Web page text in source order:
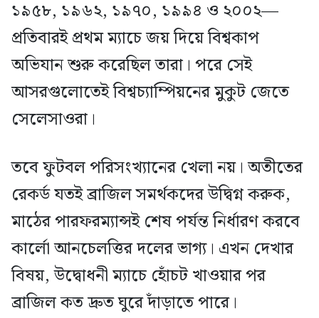
১৯৫৮, ১৯৬২, ১৯৭০, ১৯৯৪ ও ২০০২—
প্রতিবারই প্রথম ম্যাচে জয় দিয়ে বিশ্বকাপ
অভিযান শুরু করেছিল তারা। পরে সেই
আসরগুলোতেই বিশ্বচ্যাম্পিয়নের মুকুট জেতে
সেলেসাওরা।
তবে ফুটবল পরিসংখ্যানের খেলা নয়। অতীতের
রেকর্ড যতই ব্রাজিল সমর্থকদের উদ্বিগ্ন করুক,
মাঠের পারফরম্যান্সই শেষ পর্যন্ত নির্ধারণ করবে
কার্লো আনচেলত্তির দলের ভাগ্য। এখন দেখার
বিষয়, উদ্বোধনী ম্যাচে হোঁচট খাওয়ার পর
ব্রাজিল কত দ্রুত ঘুরে দাঁড়াতে পারে।